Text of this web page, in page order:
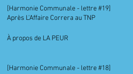
[Harmonie Communale - lettre #19]
Après L'Affaire Correra au TNP
À propos de LA PEUR
[Harmonie Communale - lettre #18]